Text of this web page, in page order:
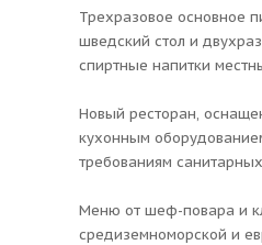
Трехразовое основное
шведский стол и
спиртные напитки
Новый ресторан,
кухонным
требованиям
Меню от шеф-повара и
средиземноморской и